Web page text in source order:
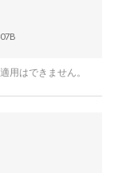
用はできません。